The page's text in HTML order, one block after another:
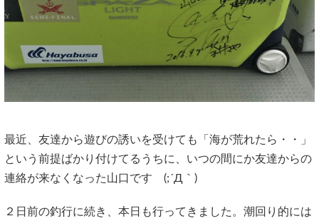
最近、友達から遊びの誘いを受けても「海が荒れたら・・」
という前提ばかり付けてるうちに、いつの間にか友達からの
連絡が来なくなった山口です (;´Д｀)
２日前の釣行に続き、本日も行ってきました。潮回り的には